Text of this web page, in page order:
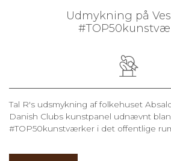
Udmykning på
Tal R's udsmykning af folkehuset
Danish Clubs kunstpanel udnævnt
#TOP50kunstværker i det offentlige